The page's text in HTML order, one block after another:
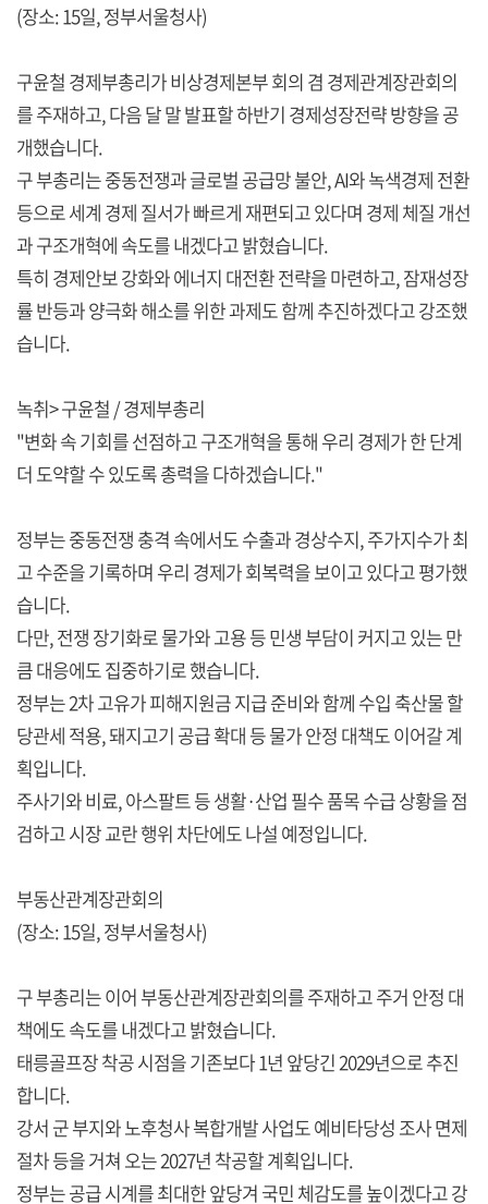
(장소: 15일, 정부서울청사)
구윤철 경제부총리가 비상경제본부 회의 겸 경제관계장관회의
를 주재하고, 다음 달 말 발표할 하반기 경제성장전략 방향을 공
개했습니다.
구 부총리는 중동전쟁과 글로벌 공급망 불안, AI와 녹색경제 전환
등으로 세계 경제 질서가 빠르게 재편되고 있다며 경제 체질 개선
과 구조개혁에 속도를 내겠다고 밝혔습니다.
특히 경제안보 강화와 에너지 대전환 전략을 마련하고, 잠재성장
률 반등과 양극화 해소를 위한 과제도 함께 추진하겠다고 강조했
습니다.
녹취> 구윤철 / 경제부총리
"변화 속 기회를 선점하고 구조개혁을 통해 우리 경제가 한 단계
더 도약할 수 있도록 총력을 다하겠습니다."
정부는 중동전쟁 충격 속에서도 수출과 경상수지, 주가지수가 최
고 수준을 기록하며 우리 경제가 회복력을 보이고 있다고 평가했
습니다.
다만, 전쟁 장기화로 물가와 고용 등 민생 부담이 커지고 있는 만
큼 대응에도 집중하기로 했습니다.
정부는 2차 고유가 피해지원금 지급 준비와 함께 수입 축산물 할
당관세 적용, 돼지고기 공급 확대 등 물가 안정 대책도 이어갈 계
획입니다.
주사기와 비료, 아스팔트 등 생활·산업 필수 품목 수급 상황을 점
검하고 시장 교란 행위 차단에도 나설 예정입니다.
부동산관계장관회의
(장소: 15일, 정부서울청사)
구 부총리는 이어 부동산관계장관회의를 주재하고 주거 안정 대
책에도 속도를 내겠다고 밝혔습니다.
태릉골프장 착공 시점을 기존보다 1년 앞당긴 2029년으로 추진
합니다.
강서 군 부지와 노후청사 복합개발 사업도 예비타당성 조사 면제
절차 등을 거쳐 오는 2027년 착공할 계획입니다.
정부는 공급 시계를 최대한 앞당겨 국민 체감도를 높이겠다고 강